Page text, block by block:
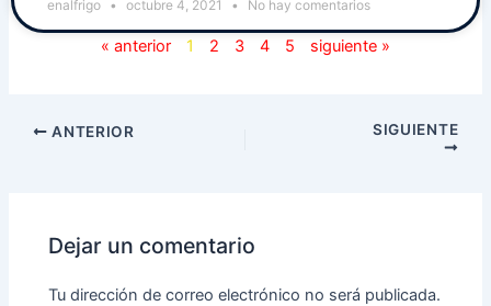
enalfrigo octubre 4, 2021 No hay comentarios
« anterior 1 2 3 4 5 siguiente »
ANTERIOR SIGUIENTE
Dejar un comentario
Tu dirección de correo electrónico no será publicada.